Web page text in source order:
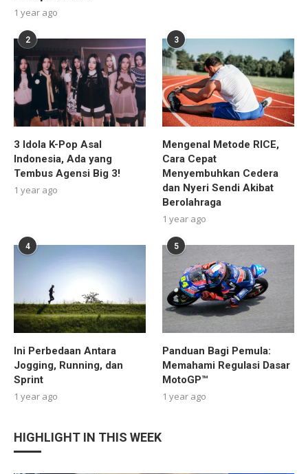
1 year ago
2
3 Idola K-Pop Asal
Indonesia, Ada yang
Tembus Agensi Big 3!
1 year ago
3
Mengenal Metode RICE,
Cara Cepat
Menyembuhkan Cedera
dan Nyeri Sendi Akibat
Berolahraga
1 year ago
4
Ini Perbedaan Antara
Jogging, Running, dan
Sprint
1 year ago
5
Panduan Bagi Pemula:
Memahami Regulasi Dasar
MotoGP™
1 year ago
HIGHLIGHT IN THIS WEEK